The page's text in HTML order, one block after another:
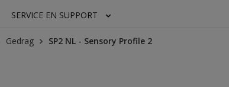
SERVICE EN SUPPORT
Gedrag SP2 NL - Sensory Profile 2